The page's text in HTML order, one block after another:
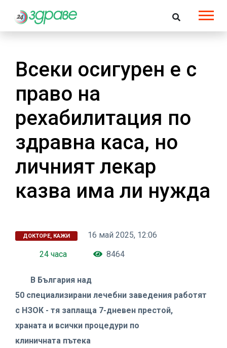
Всеки осигурен е с
право на
рехабилитация по
здравна каса, но
личният лекар
казва има ли нужда
ДОКТОРЕ, КАЖИ
16 май 2025, 12:06
24 часа
8464
В България над
50 специализирани лечебни заведения работят
с НЗОК - тя заплаща 7-дневен престой,
храната и всички процедури по
клиничната пътека